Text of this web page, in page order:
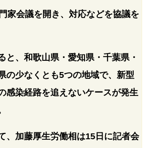
家会議を開き、対応などを協議を
と、和歌山県・愛知県・千葉県・
の少なくとも5つの地域で、新型
感染経路を追えないケースが発生
、加藤厚生労働相は15日に記者会